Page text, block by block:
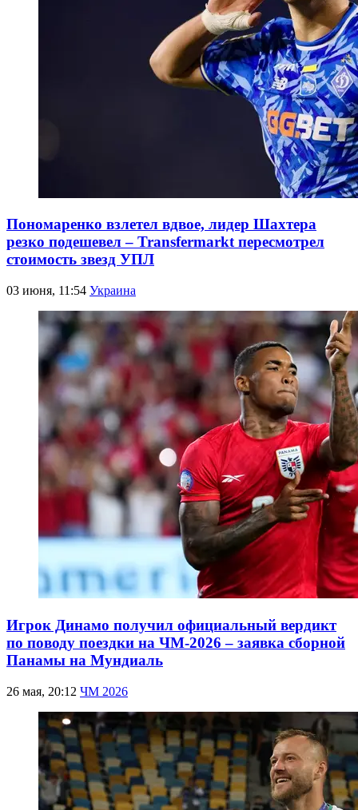
Пономаренко взлетел вдвое, лидер Шахтера
резко подешевел – Transfermarkt пересмотрел
стоимость звезд УПЛ
03 июня, 11:54 Украина
Игрок Динамо получил официальный вердикт
по поводу поездки на ЧМ-2026 – заявка сборной
Панамы на Мундиаль
26 мая, 20:12 ЧМ 2026